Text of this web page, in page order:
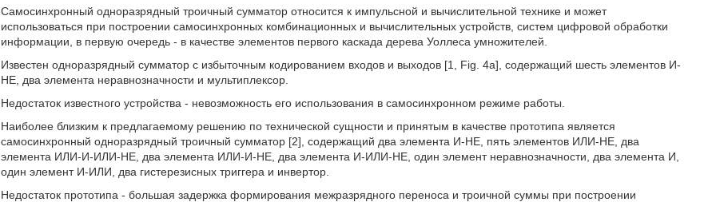
Самосинхронный одноразрядный троичный сумматор относится к импульсной и вычислительной технике и может
использоваться при построении самосинхронных комбинационных и вычислительных устройств, систем цифровой обработки
информации, в первую очередь - в качестве элементов первого каскада дерева Уоллеса умножителей.
Известен одноразрядный сумматор с избыточным кодированием входов и выходов [1, Fig. 4а], содержащий шесть элементов И-
НЕ, два элемента неравнозначности и мультиплексор.
Недостаток известного устройства - невозможность его использования в самосинхронном режиме работы.
Наиболее близким к предлагаемому решению по технической сущности и принятым в качестве прототипа является
самосинхронный одноразрядный троичный сумматор [2], содержащий два элемента И-НЕ, пять элементов ИЛИ-НЕ, два
элемента ИЛИ-И-ИЛИ-НЕ, два элемента ИЛИ-И-НЕ, два элемента И-ИЛИ-НЕ, один элемент неравнозначности, два элемента И,
один элемент И-ИЛИ, два гистерезисных триггера и инвертор.
Недостаток прототипа - большая задержка формирования межразрядного переноса и троичной суммы при построении